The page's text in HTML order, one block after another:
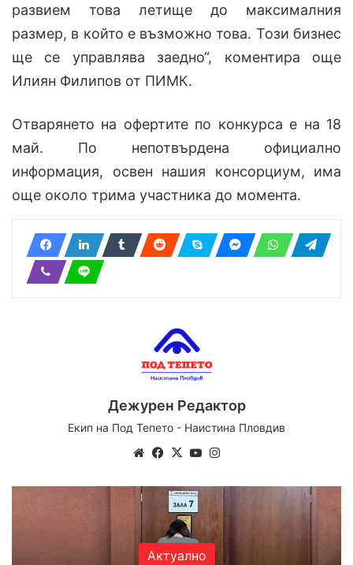
развием това летище до максималния
размер, в който е възможно това. Този бизнес
ще се управлява заедно“, коментира още
Илиян Филипов от ПИМК.
Отварянето на офертите по конкурса е на 18
май. По непотвърдена официално
информация, освен нашия консорциум, има
още около трима участника до момента.
Дежурен Редактор
Екип на Под Тепето - Наистина Пловдив
We
te
Fa
bo
ok
X
Yo
ub
e
ra
Актуално